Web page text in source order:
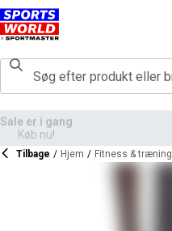
Tilbage / Hjem / Fitness & træning